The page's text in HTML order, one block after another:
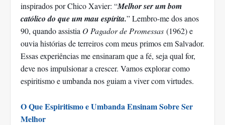
inspirados por Chico Xavier: “Melhor ser um bom
católico do que um mau espírita.” Lembro-me dos anos
90, quando assistia O Pagador de Promessas (1962) e
ouvia histórias de terreiros com meus primos em Salvador.
Essas experiências me ensinaram que a fé, seja qual for,
deve nos impulsionar a crescer. Vamos explorar como
espiritismo e umbanda nos guiam a viver com virtudes.
O Que Espiritismo e Umbanda Ensinam Sobre Ser
Melhor